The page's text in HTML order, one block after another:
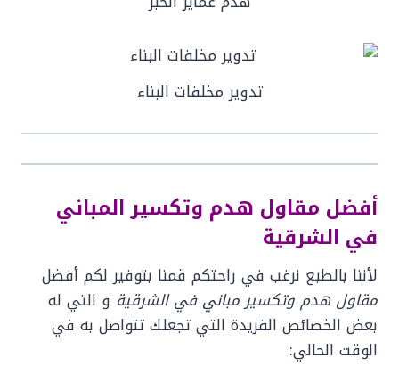
تدوير مخلفات البناء
أفضل مقاول هدم وتكسير المباني
في الشرقية
لأننا بالطبع نرغب في راحتكم قمنا بتوفير لكم أفضل
مقاول هدم وتكسير مباني في الشرقية و التي له
بعض الخصائص الفريدة التي تجعلك تتواصل به في
الوقت الحالي: